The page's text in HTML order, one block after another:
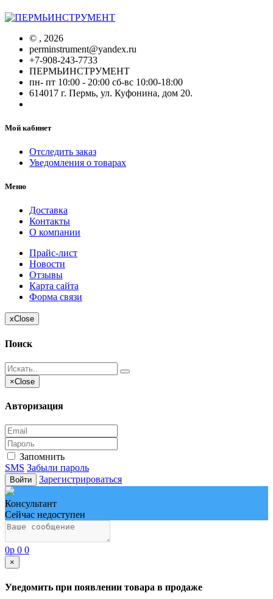
© , 2026
perminstrument@yandex.ru
+7-908-243-7733
ПЕРМЬИНСТРУМЕНТ
пн- пт 10:00 - 20:00 сб-вс 10:00-18:00
614017 г. Пермь, ул. Куфонина, дом 20.
Мой кабинет
Отследить заказ
Уведомления о товарах
Меню
Доставка
Контакты
О компании
Прайс-лист
Новости
Отзывы
Карта сайта
Форма связи
xClose
Поиск
×Close
Авторизация
Запомнить
SMS Забыли пароль
Войти Зарегистрироваться
Консультант
Сейчас недоступен
0p 0 0
×
Уведомить при появлении товара в продаже